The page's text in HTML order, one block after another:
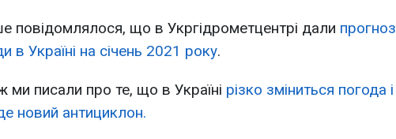
повідомлялося, що в Укргідрометцентрі дали прогноз
в Україні на січень 2021 року.
ми писали про те, що в Україні різко зміниться погода і
новий антициклон.